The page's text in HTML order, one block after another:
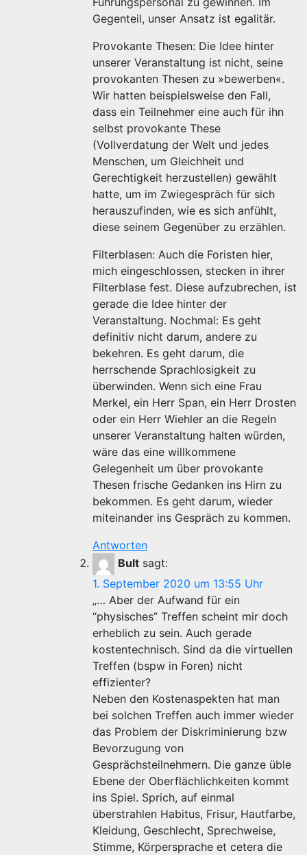
Gegenteil, unser Ansatz ist egalitär.
Provokante Thesen: Die Idee hinter
unserer Veranstaltung ist nicht, seine
provokanten Thesen zu »bewerben«.
Wir hatten beispielsweise den Fall,
dass ein Teilnehmer eine auch für ihn
selbst provokante These
(Vollverdatung der Welt und jedes
Menschen, um Gleichheit und
Gerechtigkeit herzustellen) gewählt
hatte, um im Zwiegespräch für sich
herauszufinden, wie es sich anfühlt,
diese seinem Gegenüber zu erzählen.
Filterblasen: Auch die Foristen hier,
mich eingeschlossen, stecken in ihrer
Filterblase fest. Diese aufzubrechen, ist
gerade die Idee hinter der
Veranstaltung. Nochmal: Es geht
definitiv nicht darum, andere zu
bekehren. Es geht darum, die
herrschende Sprachlosigkeit zu
überwinden. Wenn sich eine Frau
Merkel, ein Herr Span, ein Herr Drosten
oder ein Herr Wiehler an die Regeln
unserer Veranstaltung halten würden,
wäre das eine willkommene
Gelegenheit um über provokante
Thesen frische Gedanken ins Hirn zu
bekommen. Es geht darum, wieder
miteinander ins Gespräch zu kommen.
Antworten
Bult sagt:
1. September 2020 um 13:55 Uhr
„… Aber der Aufwand für ein
“physisches” Treffen scheint mir doch
erheblich zu sein. Auch gerade
kostentechnisch. Sind da die virtuellen
Treffen (bspw in Foren) nicht
effizienter?
Neben den Kostenaspekten hat man
bei solchen Treffen auch immer wieder
das Problem der Diskriminierung bzw
Bevorzugung von
Gesprächsteilnehmern. Die ganze üble
Ebene der Oberflächlichkeiten kommt
ins Spiel. Sprich, auf einmal
überstrahlen Habitus, Frisur, Hautfarbe,
Kleidung, Geschlecht, Sprechweise,
Stimme, Körpersprache et cetera die